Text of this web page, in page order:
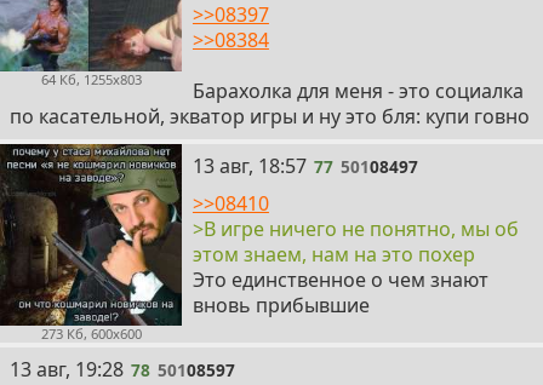
64 Кб, 1255x803
>>08397
>>08384
Барахолка для меня - это социалка
по касательной, экватор игры и ну это бля: купи говно
273 Кб, 600x600
77
13 авг, 18:57 77 50108497
>>08410
>В игре ничего не понятно, мы об
этом знаем, нам на это похер
Это единственное о чем знают
вновь прибывшие
78
13 авг, 19:28 78 50108597